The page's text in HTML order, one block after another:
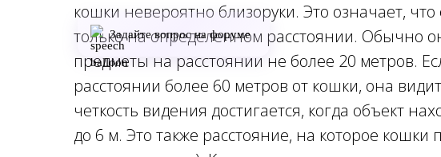
кошки невероятно близоруки. Это означает,
только на определенном расстоянии. Обычно
предметы на расстоянии не более 20 метров.
расстоянии более 60 метров от кошки, она
четкость видения достигается, когда объект
до 6 м. Это также расстояние, на которое кошки
Задайте вопрос на форуме